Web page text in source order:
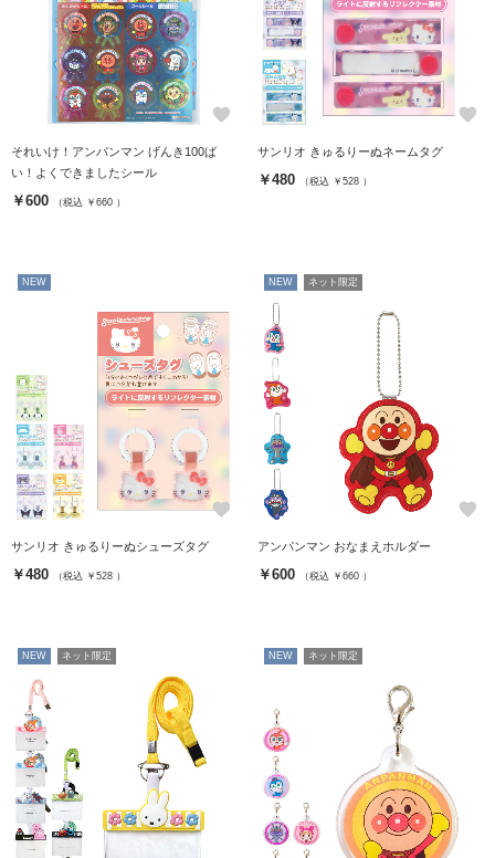
favorite
それいけ！アンパンマン げんき100ば
い！よくできましたシール
￥600 （税込 ￥660 ）
favorite
サンリオ きゅるりーぬネームタグ
￥480 （税込 ￥528 ）
NEW
favorite
サンリオ きゅるりーぬシューズタグ
￥480 （税込 ￥528 ）
NEW ネット限定
favorite
アンパンマン おなまえホルダー
￥600 （税込 ￥660 ）
NEW ネット限定 NEW ネット限定